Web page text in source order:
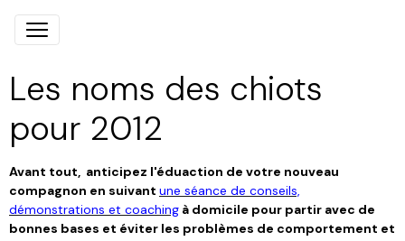
Les noms des chiots
pour 2012
Avant tout, anticipez l'éduaction de votre nouveau
compagnon en suivant une séance de conseils,
démonstrations et coaching à domicile pour partir avec de
bonnes bases et éviter les problèmes de comportement et